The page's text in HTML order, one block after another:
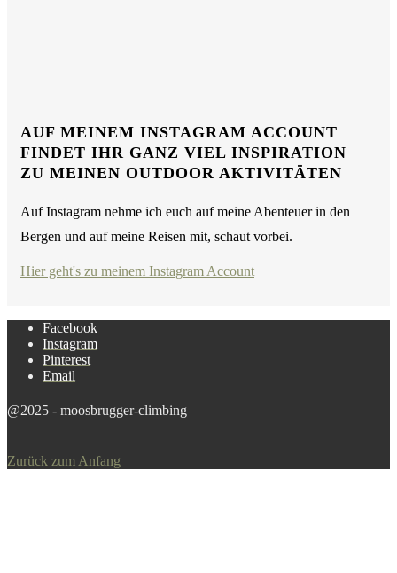
AUF MEINEM INSTAGRAM ACCOUNT
FINDET IHR GANZ VIEL INSPIRATION
ZU MEINEN OUTDOOR AKTIVITÄTEN
Auf Instagram nehme ich euch auf meine Abenteuer in den
Bergen und auf meine Reisen mit, schaut vorbei.
Hier geht's zu meinem Instagram Account
Facebook
Instagram
Pinterest
Email
@2025 - moosbrugger-climbing
Zurück zum Anfang